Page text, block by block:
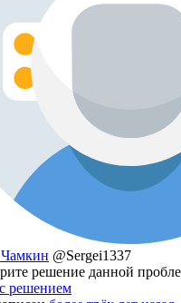
@Sergei1337
решение данной
решением